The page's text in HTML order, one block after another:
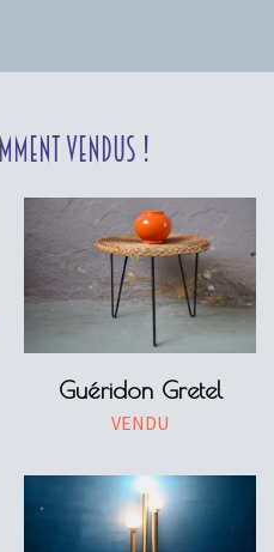
vendus !
Guéridon Gretel
VENDU